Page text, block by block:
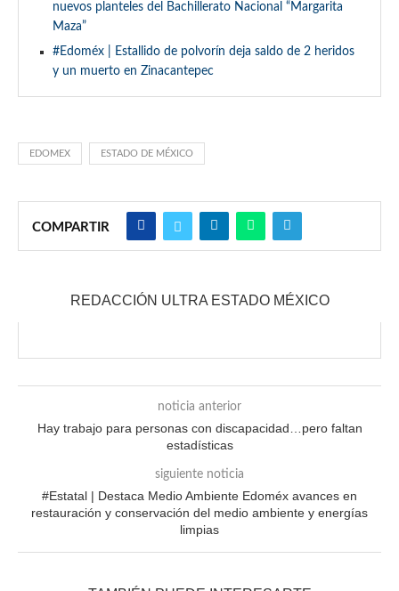
nuevos planteles del Bachillerato Nacional “Margarita
Maza”
#Edoméx | Estallido de polvorín deja saldo de 2 heridos
y un muerto en Zinacantepec
EDOMEX ESTADO DE MÉXICO
COMPARTIR
REDACCIÓN ULTRA ESTADO MÉXICO
noticia anterior
Hay trabajo para personas con discapacidad…pero faltan
estadísticas
siguiente noticia
#Estatal | Destaca Medio Ambiente Edoméx avances en
restauración y conservación del medio ambiente y energías
limpias